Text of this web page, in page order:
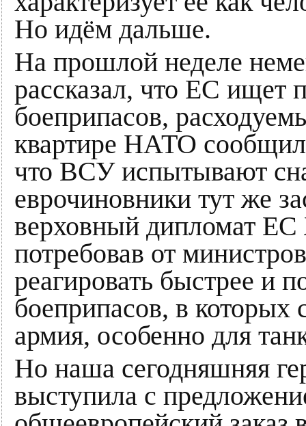
Но идём дальше.
На прошлой неделе
рассказал, что ЕС ищет
боеприпасов,
квартире НАТО
что ВСУ испытывают
еврочиновники тут же
верховный дипломат ЕС
потребовав от
реагировать быстрее и
боеприпасов, в которых
армия, особенно для
Но наша сегодняшняя
выступила с